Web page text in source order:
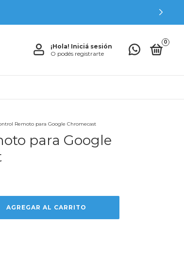
¡Hola! Iniciá sesión
O podés registrarte
0
Remoto para Google Chromecast
para Google